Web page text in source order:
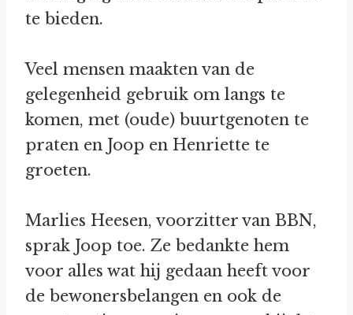
te bieden.
Veel mensen maakten van de
gelegenheid gebruik om langs te
komen, met (oude) buurtgenoten te
praten en Joop en Henriette te
groeten.
Marlies Heesen, voorzitter van BBN,
sprak Joop toe. Ze bedankte hem
voor alles wat hij gedaan heeft voor
de bewonersbelangen en ook de